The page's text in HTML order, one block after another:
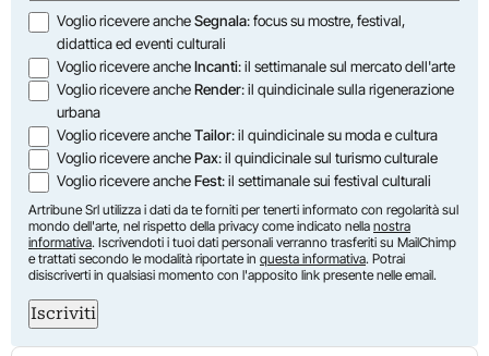
Opzioni
Voglio ricevere ancheSegnala: focus su mostre, festival,
didattica ed eventi culturali
Voglio ricevere ancheIncanti: il settimanale sul mercato dell'arte
Voglio ricevere ancheRender: il quindicinale sulla rigenerazione
urbana
Voglio ricevere ancheTailor: il quindicinale su moda e cultura
Voglio ricevere anchePax: il quindicinale sul turismo culturale
Voglio ricevere ancheFest: il settimanale sui festival culturali
Artribune Srl utilizza i dati da te forniti per tenerti informato con regolarità sul
mondo dell'arte, nel rispetto della privacy come indicato nella nostra
informativa. Iscrivendoti i tuoi dati personali verranno trasferiti su MailChimp
e trattati secondo le modalità riportate in questa informativa. Potrai
disiscriverti in qualsiasi momento con l'apposito link presente nelle email.
Iscriviti